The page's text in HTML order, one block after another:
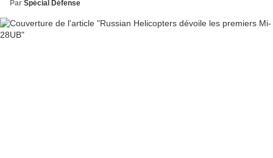
Par Spécial Défense